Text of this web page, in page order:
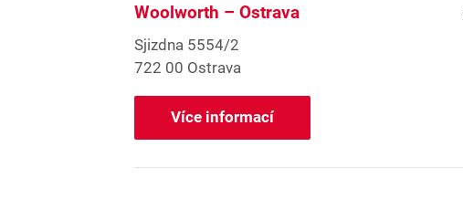
Woolworth – Ostrava
Sjizdna 5554/2
722 00 Ostrava
Více informací